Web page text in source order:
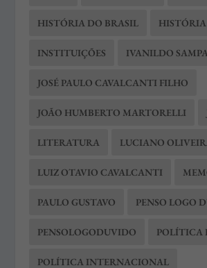
HISTÓRIA DO BRASIL
INSTITUIÇÕES IVANILDO
JOSÉ PAULO CAVALCANTI FILHO
JOÃO HUMBERTO MARTORELLI
LITERATURA LUCIANO
LUIZ OTAVIO CAVALCANTI
PAULO GUSTAVO PENSO LOGO
PENSOLOGODUVIDO POLÍTICA
POLÍTICA INTERNACIONAL